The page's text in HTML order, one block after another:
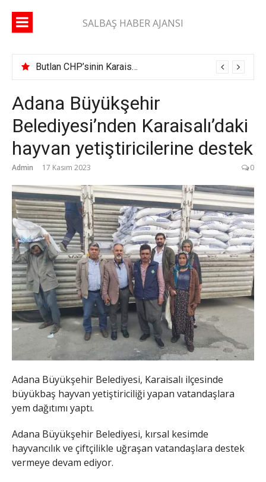
SALBAŞ HABER AJANSI
Butlan CHP’sinin Karaisalı İlçe Başkanı belli oldu
Adana Büyükşehir
Belediyesi’nden Karaisalı’daki
hayvan yetiştiricilerine destek
Admin 17 Kasım 2023 0
Adana Büyükşehir Belediyesi, Karaisalı ilçesinde
büyükbaş hayvan yetiştiriciliği yapan vatandaşlara
yem dağıtımı yaptı.
Adana Büyükşehir Belediyesi, kırsal kesimde
hayvancılık ve çiftçilikle uğraşan vatandaşlara destek
vermeye devam ediyor.